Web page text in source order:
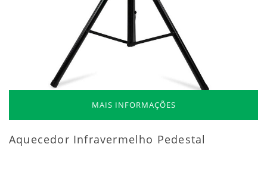
MAIS INFORMAÇÕES
Aquecedor Infravermelho Pedestal